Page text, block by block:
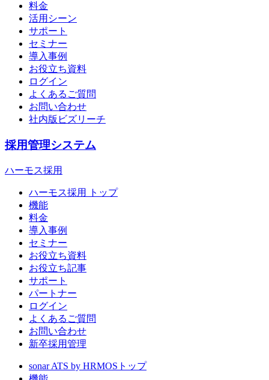
料金
活用シーン
サポート
セミナー
導入事例
お役立ち資料
ログイン
よくあるご質問
お問い合わせ
社内版ビズリーチ
採用管理システム
ハーモス採用
ハーモス採用 トップ
機能
料金
導入事例
セミナー
お役立ち資料
お役立ち記事
サポート
パートナー
ログイン
よくあるご質問
お問い合わせ
新卒採用管理
sonar ATS by HRMOS トップ